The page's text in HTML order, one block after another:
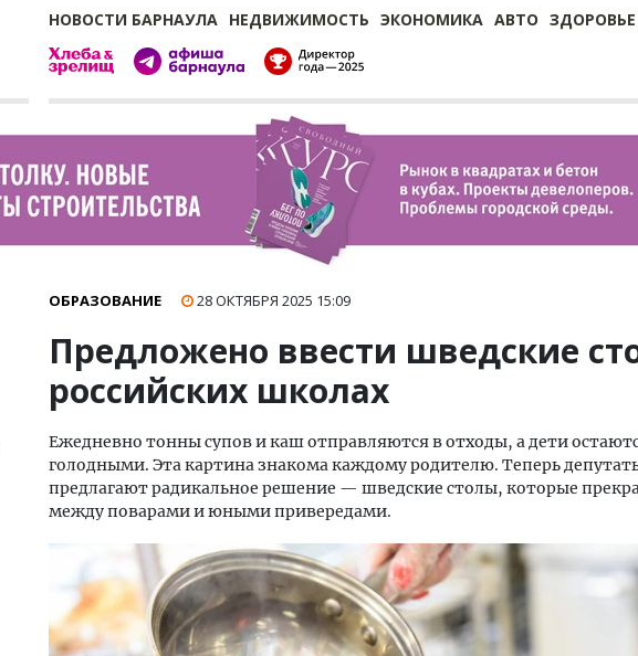
НОВОСТИ БАРНАУЛА НЕДВИЖИМОСТЬ ЭКОНОМИКА АВТО ЗДОРОВЬЕ
ОБРАЗОВАНИЕ 28 ОКТЯБРЯ 2025 15:09
Предложено ввести шведские
российских школах
Ежедневно тонны супов и каш отправляются в отходы, а дети
голодными. Эта картина знакома каждому родителю. Теперь
предлагают радикальное решение — шведские столы, которые
между поварами и юными привередами.